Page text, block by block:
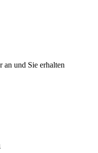
an und Sie erhalten